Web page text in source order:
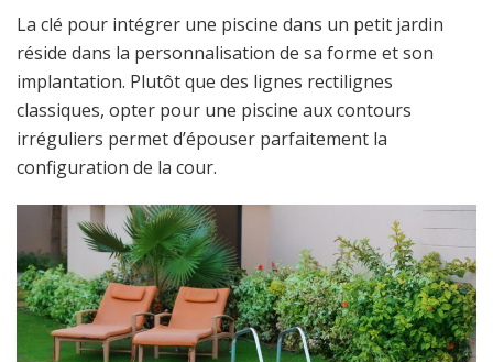
La clé pour intégrer une piscine dans un petit jardin
réside dans la personnalisation de sa forme et son
implantation. Plutôt que des lignes rectilignes
classiques, opter pour une piscine aux contours
irréguliers permet d’épouser parfaitement la
configuration de la cour.